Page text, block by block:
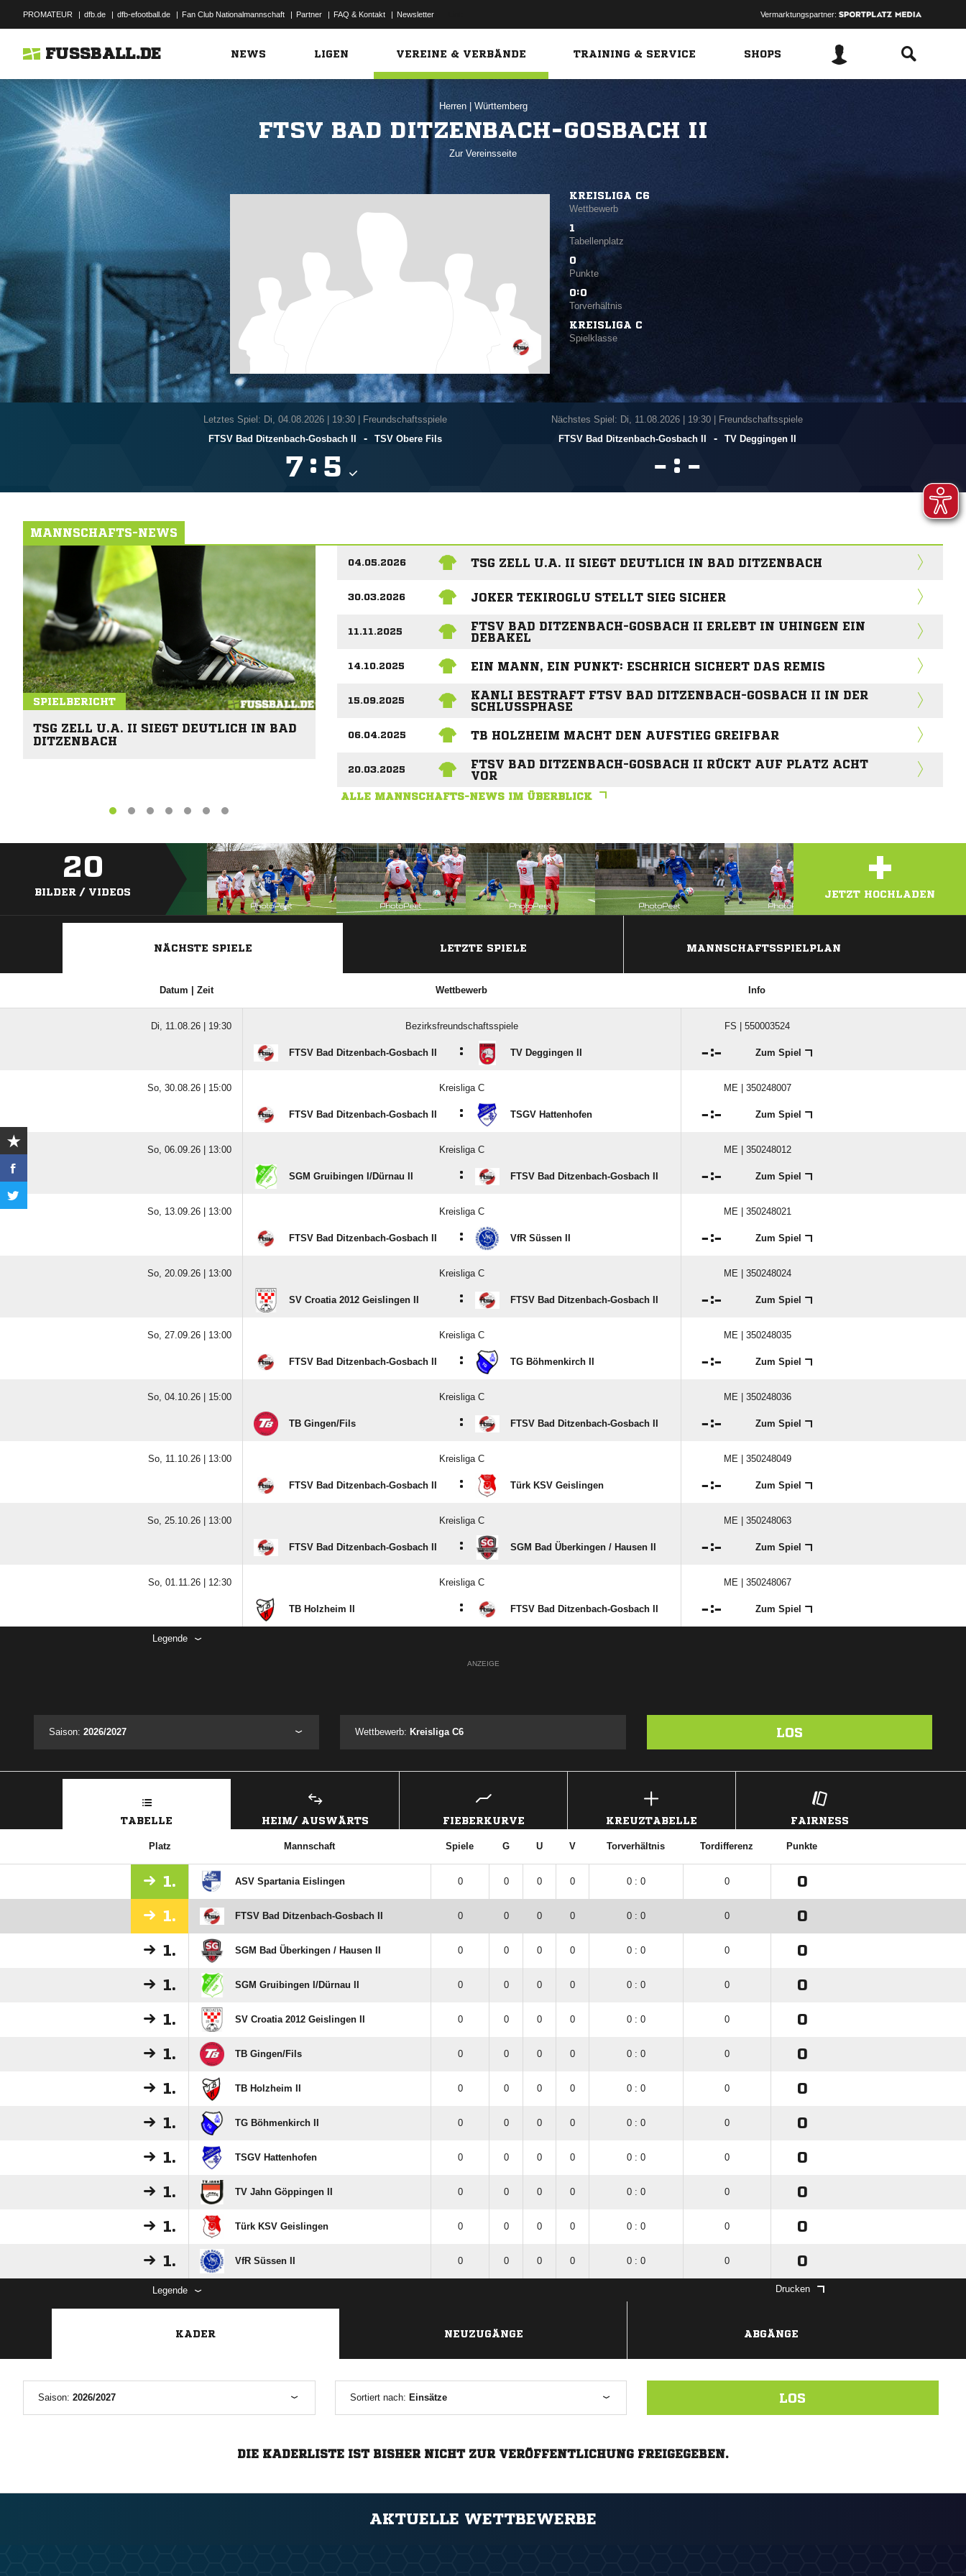
PROMATEUR | dfb.de | dfb-efootball.de | Fan Club Nationalmannschaft | Partner | FAQ & Kontakt | Newsletter Vermarktungspartner:
FUSSBALL.DE NEWS LIGEN VEREINE & VERBÄNDE TRAINING & SERVICE SHOPS
Herren Württemberg
FTSV BAD DITZENBACH-GOSBACH II
Zur Vereinsseite
KREISLIGA C6
Wettbewerb
1
Tabellenplatz
0
Punkte
0:0
Torverhältnis
KREISLIGA C
Spielklasse
Letztes Spiel: Di, 04.08.2026| 19:30 | Freundschaftsspiele
FTSV Bad Ditzenbach-Gosbach II
- TSV Obere Fils
 : 
Nächstes Spiel: Di, 11.08.2026
19:30 | Freundschaftsspiele
FTSV Bad Ditzenbach-Gosbach II
- TV Deggingen II
 : 
MANNSCHAFTS-NEWS
SPIELBERICHT
TSG ZELL U.A. II SIEGT DEUTLICH IN BAD
DITZENBACH
04.05.2026 TSG ZELL U.A. II SIEGT DEUTLICH IN BAD DITZENBACH
30.03.2026 JOKER TEKIROGLU STELLT SIEG SICHER
11.11.2025
FTSV BAD DITZENBACH-GOSBACH II ERLEBT IN UHINGEN EIN
DEBAKEL
14.10.2025 EIN MANN, EIN PUNKT: ESCHRICH SICHERT DAS REMIS
15.09.2025
KANLI BESTRAFT FTSV BAD DITZENBACH-GOSBACH II IN DER
SCHLUSSPHASE
06.04.2025 TB HOLZHEIM MACHT DEN AUFSTIEG GREIFBAR
20.03.2025
FTSV BAD DITZENBACH-GOSBACH II RÜCKT AUF PLATZ ACHT
VOR
ALLE MANNSCHAFTS-NEWS IM ÜBERBLICK
20
BILDER / VIDEOS +
JETZT HOCHLADEN
NÄCHSTE SPIELE LETZTE SPIELE MANNSCHAFTSSPIELPLAN
Datum | Zeit Wettbewerb Info
Di, 11.08.26 | 19:30 Bezirksfreundschaftsspiele FS | 550003524
FTSV Bad Ditzenbach-Gosbach II : TV Deggingen II : Zum Spiel
So, 30.08.26 | 15:00 Kreisliga C ME | 350248007
FTSV Bad Ditzenbach-Gosbach II : TSGV Hattenhofen : Zum Spiel
So, 06.09.26 | 13:00 Kreisliga C ME | 350248012
SGM Gruibingen I/​Dürnau II : FTSV Bad Ditzenbach-Gosbach II : Zum Spiel
So, 13.09.26 | 13:00 Kreisliga C ME | 350248021
FTSV Bad Ditzenbach-Gosbach II : VfR Süssen II : Zum Spiel
So, 20.09.26 | 13:00 Kreisliga C ME | 350248024
SV Croatia 2012 Geislingen II : FTSV Bad Ditzenbach-Gosbach II : Zum Spiel
So, 27.09.26 | 13:00 Kreisliga C ME | 350248035
FTSV Bad Ditzenbach-Gosbach II : TG Böhmenkirch II : Zum Spiel
So, 04.10.26 | 15:00 Kreisliga C ME | 350248036
TB Gingen/​Fils : FTSV Bad Ditzenbach-Gosbach II : Zum Spiel
So, 11.10.26 | 13:00 Kreisliga C ME | 350248049
FTSV Bad Ditzenbach-Gosbach II : Türk KSV Geislingen : Zum Spiel
So, 25.10.26 | 13:00 Kreisliga C ME | 350248063
FTSV Bad Ditzenbach-Gosbach II : SGM Bad Überkingen /​ Hausen II : Zum Spiel
So, 01.11.26 | 12:30 Kreisliga C ME | 350248067
TB Holzheim II : FTSV Bad Ditzenbach-Gosbach II : Zum Spiel
Legende
ANZEIGE
Saison: 2026/2027 Wettbewerb: Kreisliga C6 LOS
TABELLE HEIM/ AUSWÄRTS FIEBERKURVE KREUZTABELLE FAIRNESS
Platz Mannschaft Spiele G U V Torverhältnis Tordifferenz Punkte
1. ASV Spartania Eislingen 0 0 0 0 0 : 0 0 0
1. FTSV Bad Ditzenbach-Gosbach II 0 0 0 0 0 : 0 0 0
1. SGM Bad Überkingen /​ Hausen II 0 0 0 0 0 : 0 0 0
1. SGM Gruibingen I/​Dürnau II 0 0 0 0 0 : 0 0 0
1. SV Croatia 2012 Geislingen II 0 0 0 0 0 : 0 0 0
1. TB Gingen/​Fils 0 0 0 0 0 : 0 0 0
1. TB Holzheim II 0 0 0 0 0 : 0 0 0
1. TG Böhmenkirch II 0 0 0 0 0 : 0 0 0
1. TSGV Hattenhofen 0 0 0 0 0 : 0 0 0
1. TV Jahn Göppingen II 0 0 0 0 0 : 0 0 0
1. Türk KSV Geislingen 0 0 0 0 0 : 0 0 0
1. VfR Süssen II 0 0 0 0 0 : 0 0 0
Legende Drucken
KADER NEUZUGÄNGE ABGÄNGE
Saison: 2026/2027 Sortiert nach: Einsätze LOS
DIE KADERLISTE IST BISHER NICHT ZUR VERÖFFENTLICHUNG FREIGEGEBEN.
AKTUELLE WETTBEWERBE